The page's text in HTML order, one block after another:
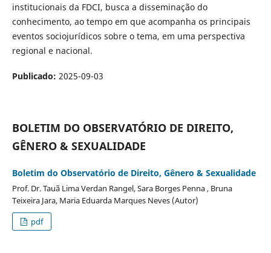
institucionais da FDCI, busca a disseminação do
conhecimento, ao tempo em que acompanha os principais
eventos sociojurídicos sobre o tema, em uma perspectiva
regional e nacional.
Publicado: 2025-09-03
BOLETIM DO OBSERVATÓRIO DE DIREITO,
GÊNERO & SEXUALIDADE
Boletim do Observatório de Direito, Gênero & Sexualidade
Prof. Dr. Tauã Lima Verdan Rangel, Sara Borges Penna , Bruna
Teixeira Jara, Maria Eduarda Marques Neves (Autor)
pdf